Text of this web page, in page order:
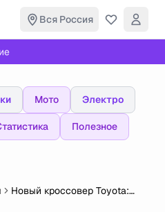
Вся Россия
Мото Электро
Полезное
Новый кроссовер Toyota: